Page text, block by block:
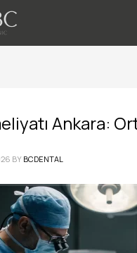
Ankara:
BY BCDENTAL